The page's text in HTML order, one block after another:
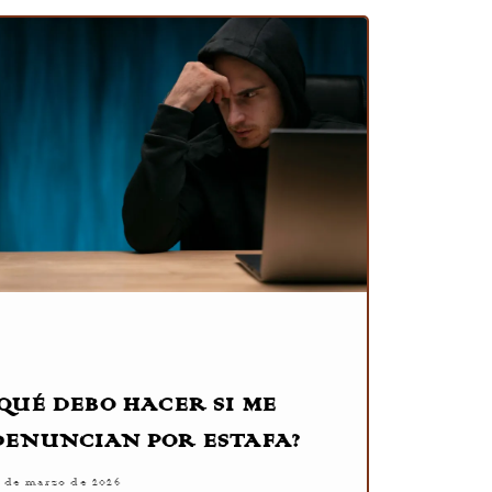
DEBO HACER SI ME
POR ESTAFA?
de marzo de 2026